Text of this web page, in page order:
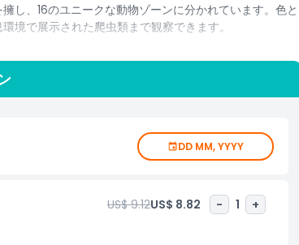
し、16のユニークな動物ゾーンに分かれています。色と
境で展示された爬虫類まで観察できます。
触れ合える機会です。触れたり、餌をあげたり、生き物
お楽しみください。家族や友人と一緒でも、お一人で
DD MM, YYYY
US$ 9.12US$ 8.82 - 1 +